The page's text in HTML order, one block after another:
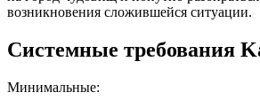
возникновения сложившейся ситуации.
Системные требования
Минимальные: